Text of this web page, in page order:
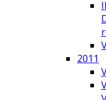
2011